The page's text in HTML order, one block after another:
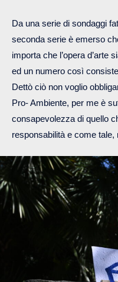
Da una serie di sondaggi
seconda serie è emerso
importa che l’opera d’arte
ed un numero così
Dettò ciò non voglio
Pro- Ambiente, per me è
consapevolezza di quello
responsabilità e come